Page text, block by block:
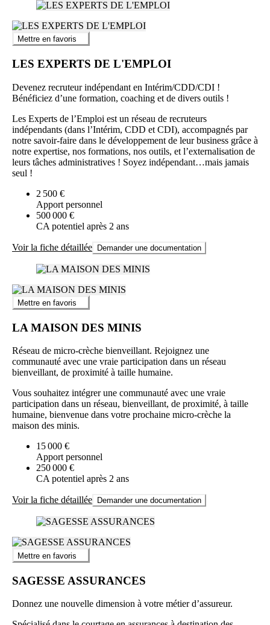
Mettre en favoris
LES EXPERTS DE L'EMPLOI
Devenez recruteur indépendant en Intérim/CDD/CDI !
Bénéficiez d’une formation, coaching et de divers outils !
Les Experts de l’Emploi est un réseau de recruteurs
indépendants (dans l’Intérim, CDD et CDI), accompagnés par
notre savoir-faire dans le développement de leur business grâce à
notre expertise, nos formations, nos outils, et l’externalisation de
leurs tâches administratives ! Soyez indépendant…mais jamais
seul !
2 500 €
Apport personnel
500 000 €
CA potentiel après 2 ans
Voir la fiche détaillée Demander une documentation
Mettre en favoris
LA MAISON DES MINIS
Réseau de micro-crèche bienveillant. Rejoignez une
communauté avec une vraie participation dans un réseau
bienveillant, de proximité à taille humaine.
Vous souhaitez intégrer une communauté avec une vraie
participation dans un réseau, bienveillant, de proximité, à taille
humaine, bienvenue dans votre prochaine micro-crèche la
maison des minis.
15 000 €
Apport personnel
250 000 €
CA potentiel après 2 ans
Voir la fiche détaillée Demander une documentation
Mettre en favoris
SAGESSE ASSURANCES
Donnez une nouvelle dimension à votre métier d’assureur.